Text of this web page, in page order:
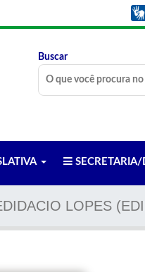
Buscar
SECRETARIA/
LOPES